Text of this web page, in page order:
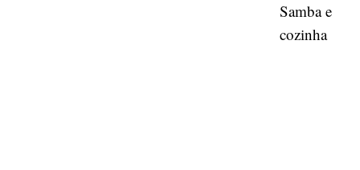
Samba e
cozinha